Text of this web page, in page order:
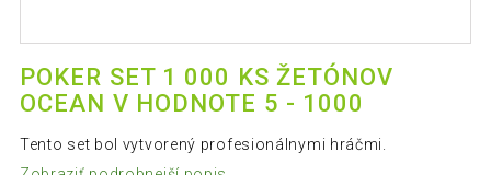
POKER SET 1 000 KS ŽETÓNOV
OCEAN V HODNOTE 5 - 1000
Tento set bol vytvorený profesionálnymi hráčmi.